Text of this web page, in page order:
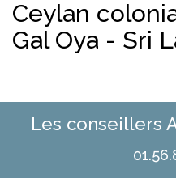
Ceylan
Gal Oya - Sri
Les conseillers